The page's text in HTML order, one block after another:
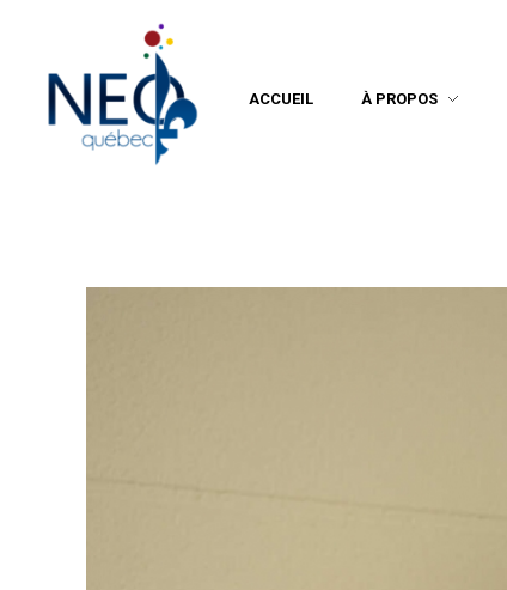
ACCUEIL À PROPOS